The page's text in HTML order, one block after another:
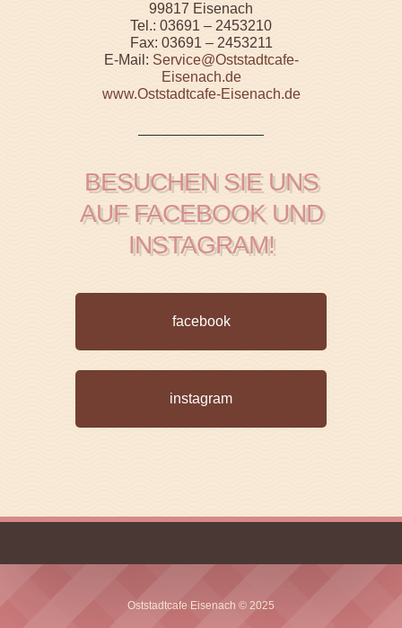
99817 Eisenach
Tel.: 03691 – 2453210
Fax: 03691 – 2453211
E-Mail: Service@Oststadtcafe-
Eisenach.de
www.Oststadtcafe-Eisenach.de
BESUCHEN SIE UNS
AUF FACEBOOK UND
INSTAGRAM!
facebook
instagram
Oststadtcafe Eisenach © 2025